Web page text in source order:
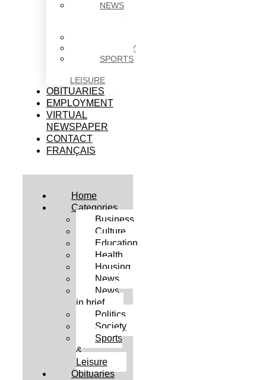
NEWS
SOCIETY
SPORTS
LEISURE
OBITUARIES
EMPLOYMENT
VIRTUAL
NEWSPAPER
CONTACT
FRANÇAIS
Home
Categories
Business
Culture
Education
Health
Housing
News
News
in brief
Politics
Society
Sports
&
Leisure
Obituaries